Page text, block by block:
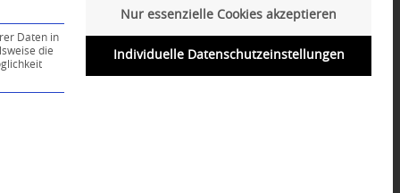
Daten in
die
ist essenziell und kann nicht abgewählt
Nur essenzielle Cookies akzeptieren
Individuelle Datenschutzeinstellungen